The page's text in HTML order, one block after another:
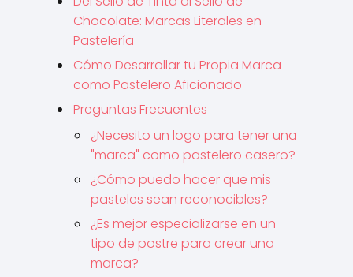
Chocolate: Marcas Literales en
Pastelería
Cómo Desarrollar tu Propia Marca
como Pastelero Aficionado
Preguntas Frecuentes
¿Necesito un logo para tener una
"marca" como pastelero casero?
¿Cómo puedo hacer que mis
pasteles sean reconocibles?
¿Es mejor especializarse en un
tipo de postre para crear una
marca?